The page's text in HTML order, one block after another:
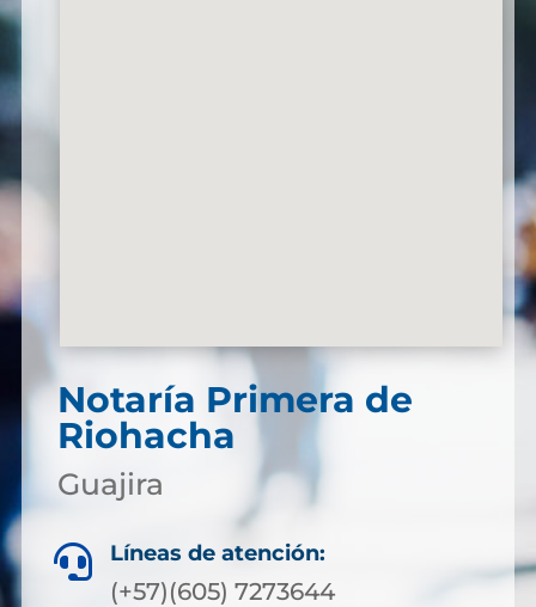
Notaría Primera de
Riohacha
Guajira
 Líneas de atención:
(+57)(605) 7273644